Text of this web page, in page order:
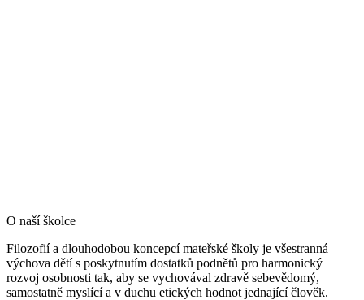
O naší školce
Filozofií a dlouhodobou koncepcí mateřské školy je všestranná
výchova dětí s poskytnutím dostatků podnětů pro harmonický
rozvoj osobnosti tak, aby se vychovával zdravě sebevědomý,
samostatně myslící a v duchu etických hodnot jednající člověk.